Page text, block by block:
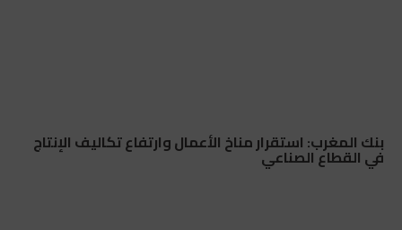
بنك المغرب: استقرار مناخ الأعمال وارتفاع تكاليف الإنتاج
في القطاع الصناعي